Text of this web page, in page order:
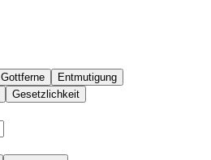
Gottferne
Entmutigung
Gesetzlichkeit